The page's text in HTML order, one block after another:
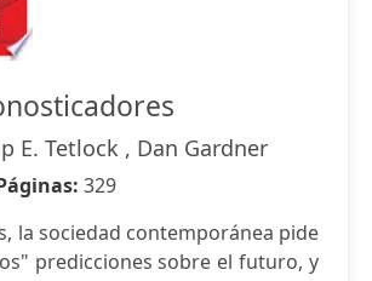
E. Tetlock , Dan Gardner
329
la sociedad contemporánea pide
predicciones sobre el futuro, y